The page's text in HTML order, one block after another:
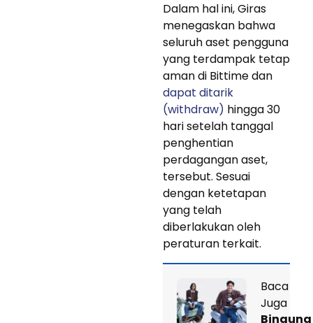
Dalam hal ini, Giras
menegaskan bahwa
seluruh aset pengguna
yang terdampak tetap
aman di Bittime dan
dapat ditarik
(withdraw) hingga 30
hari setelah tanggal
penghentian
perdagangan aset,
tersebut. Sesuai
dengan ketetapan
yang telah
diberlakukan oleh
peraturan terkait.
Baca
Juga
Bingung